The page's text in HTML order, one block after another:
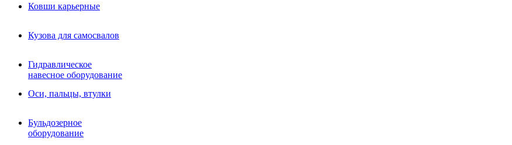
Гидравлическое навесное
оборудование
Гидробуры и шнеки
Вибротрамбовки
Навесные дорожные фрезы
Виброрипперы
Ковши дробильные щековые
Ковши карьерные
Кузова для самосвалов
Гидравлическое
навесное оборудование
Оси, пальцы, втулки
Бульдозерное
оборудование